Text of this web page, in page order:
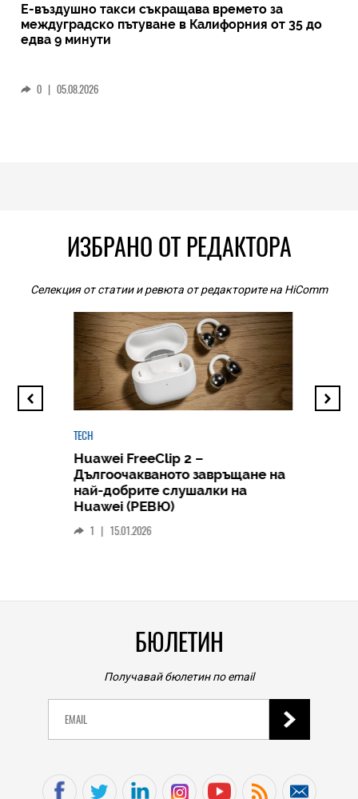
Е-въздушно такси съкращава времето за
междуградско пътуване в Калифорния от 35 до
едва 9 минути
0 | 05.08.2026
ИЗБРАНО ОТ РЕДАКТОРА
Селекция от статии и ревюта от редакторите на HiComm
TECH
Huawei FreeClip 2 –
Дългоочакваното завръщане на
най-добрите слушалки на
Huawei (РЕВЮ)
1 15.01.2026
БЮЛЕТИН
Получавай бюлетин по email